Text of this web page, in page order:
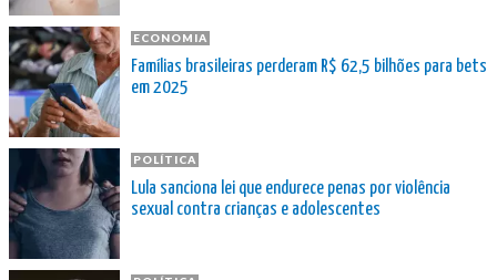
ECONOMIA
Famílias brasileiras perderam R$ 62,5 bilhões para bets
em 2025
POLÍTICA
Lula sanciona lei que endurece penas por violência
sexual contra crianças e adolescentes